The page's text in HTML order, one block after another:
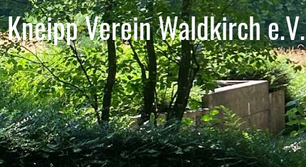
Kneipp Verein Waldkirch e.V.